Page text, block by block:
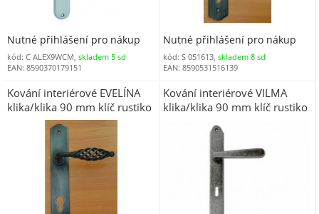
Nutné přihlášení pro nákup
kód: C ALEX9WCM, skladem 5 sd
EAN: 8590370179151
Nutné přihlášení pro nákup
kód: S 051613,skladem 8 sd
EAN: 8590531516139
Kování interiérové EVELÍNA
klika/klika 90 mm klíč rustiko
Kování interiérové VILMA
klika/klika 90 mm klíč rustiko